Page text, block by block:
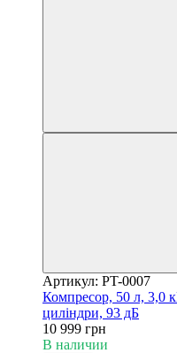
Артикул: PT-0007
Компресор, 50 л, 3,0
циліндри, 93 дБ
10 999 грн
В наличии